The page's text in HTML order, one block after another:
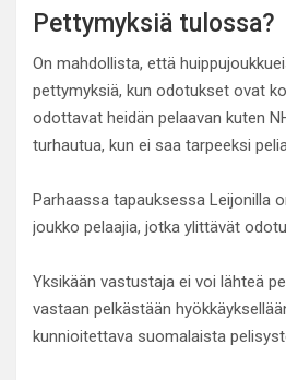
Pettymyksiä tulossa?
On mahdollista, että
pettymyksiä, kun odotukset ovat
odottavat heidän pelaavan kuten
turhautua, kun ei saa tarpeeksi
Parhaassa tapauksessa Leijonilla
joukko pelaajia, jotka ylittävät
Yksikään vastustaja ei voi lähteä
vastaan pelkästään
kunnioitettava suomalaista